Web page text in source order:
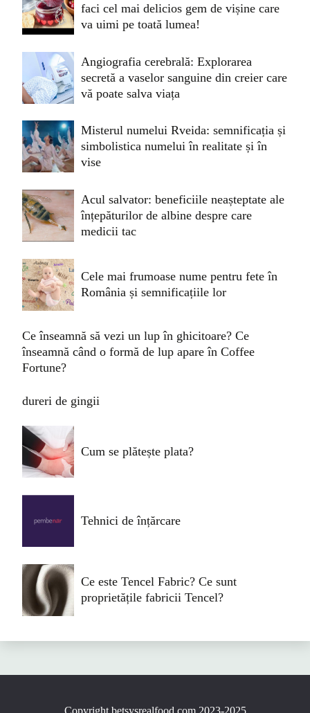
faci cel mai delicios gem de vișine care
va uimi pe toată lumea!
Angiografia cerebrală: Explorarea
secretă a vaselor sanguine din creier care
vă poate salva viața
Misterul numelui Rveida: semnificația și
simbolistica numelui în realitate și în
vise
Acul salvator: beneficiile neașteptate ale
înțepăturilor de albine despre care
medicii tac
Cele mai frumoase nume pentru fete în
România și semnificațiile lor
Ce înseamnă să vezi un lup în ghicitoare? Ce
înseamnă când o formă de lup apare în Coffee
Fortune?
dureri de gingii
Cum se plătește plata?
Tehnici de înțărcare
Ce este Tencel Fabric? Ce sunt
proprietățile fabricii Tencel?
Copyright betsysrealfood.com 2023-2025